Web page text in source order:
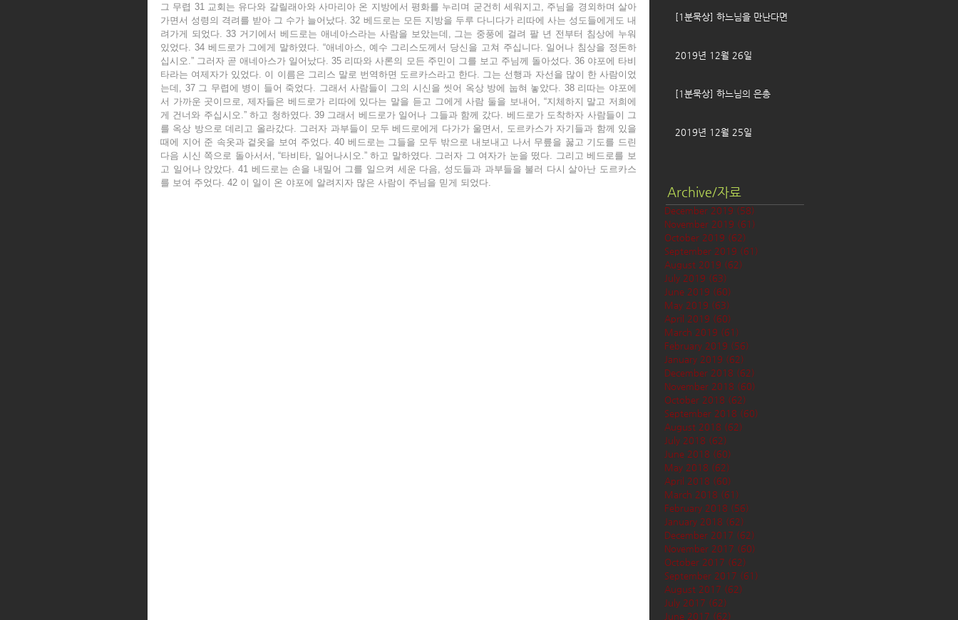
[1분묵상] 하느님을 만난다면
2019년 12월 26일
[1분묵상] 하느님의 은총
2019년 12월 25일
Archive/자료
December 2019 (58)
November 2019 (61)
October 2019 (62)
September 2019 (61)
August 2019 (62)
July 2019 (63)
June 2019 (60)
May 2019 (63)
April 2019 (60)
March 2019 (61)
February 2019 (56)
January 2019 (62)
December 2018 (62)
November 2018 (60)
October 2018 (62)
September 2018 (60)
August 2018 (62)
July 2018 (62)
June 2018 (60)
May 2018 (62)
April 2018 (60)
March 2018 (61)
February 2018 (56)
January 2018 (62)
December 2017 (62)
November 2017 (60)
October 2017 (62)
September 2017 (61)
August 2017 (62)
July 2017 (62)
June 2017 (62)
그 무렵 31 교회는 유다와 갈릴래아와 사마리아 온 지방에서 평화를 누리며 굳건히 세워지고, 주님을 경외하며 살아
가면서 성령의 격려를 받아 그 수가 늘어났다. 32 베드로는 모든 지방을 두루 다니다가 리따에 사는 성도들에게도 내
려가게 되었다. 33 거기에서 베드로는 애네아스라는 사람을 보았는데, 그는 중풍에 걸려 팔 년 전부터 침상에 누워
있었다. 34 베드로가 그에게 말하였다. “애네아스, 예수 그리스도께서 당신을 고쳐 주십니다. 일어나 침상을 정돈하
십시오.” 그러자 곧 애네아스가 일어났다. 35 리따와 사론의 모든 주민이 그를 보고 주님께 돌아섰다. 36 야포에 타비
타라는 여제자가 있었다. 이 이름은 그리스 말로 번역하면 도르카스라고 한다. 그는 선행과 자선을 많이 한 사람이었
는데, 37 그 무렵에 병이 들어 죽었다. 그래서 사람들이 그의 시신을 씻어 옥상 방에 눕혀 놓았다. 38 리따는 야포에
서 가까운 곳이므로, 제자들은 베드로가 리따에 있다는 말을 듣고 그에게 사람 둘을 보내어, “지체하지 말고 저희에
게 건너와 주십시오.” 하고 청하였다. 39 그래서 베드로가 일어나 그들과 함께 갔다. 베드로가 도착하자 사람들이 그
를 옥상 방으로 데리고 올라갔다. 그러자 과부들이 모두 베드로에게 다가가 울면서, 도르카스가 자기들과 함께 있을
때에 지어 준 속옷과 겉옷을 보여 주었다. 40 베드로는 그들을 모두 밖으로 내보내고 나서 무릎을 꿇고 기도를 드린
다음 시신 쪽으로 돌아서서, “타비타, 일어나시오.” 하고 말하였다. 그러자 그 여자가 눈을 떴다. 그리고 베드로를 보
고 일어나 앉았다. 41 베드로는 손을 내밀어 그를 일으켜 세운 다음, 성도들과 과부들을 불러 다시 살아난 도르카스
를 보여 주었다. 42 이 일이 온 야포에 알려지자 많은 사람이 주님을 믿게 되었다.